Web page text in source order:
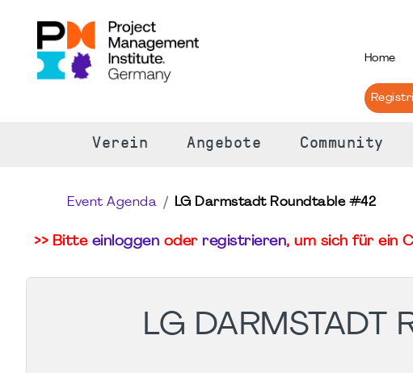
Home
Verein Angebote Community
Event Agenda LG Darmstadt Roundtable #42
>> Bitte einloggen oder registrieren, um sich für ein
LG DARMSTADT